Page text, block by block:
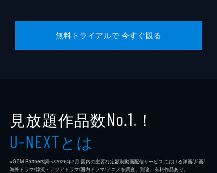
無料トライアルで 今すぐ観る
見放題作品数No.1 ※ ！
U-NEXTとは
※GEM Partners調べ/2026年7⽉ 国内の主要な定額制動画配信サービスにおける洋画/邦画/
海外ドラマ/韓流・アジアドラマ/国内ドラマ/アニメを調査。別途、有料作品あり。